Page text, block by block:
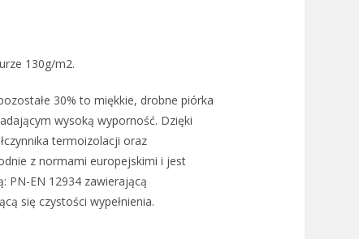
130g/m2.
30% to miękkie, drobne piórka
wysoką wyporność. Dzięki
termoizolacji oraz
z normami europejskimi i jest
PN-EN 12934 zawierającą
się czystości wypełnienia.